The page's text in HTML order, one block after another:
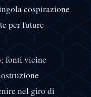
cospirazione
per future
fonti vicine
nel giro di